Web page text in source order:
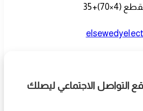
التواصل الاجتماعي ليصلك